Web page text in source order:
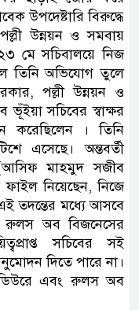
উপদেষ্টারি বিরুদ্ধে
উন্নয়ন ও সমবায়
মে সচিবালয়ে নিজ
তিনি অভিযোগ তুলে
পল্লী উন্নয়ন ও
সচিবের স্বাক্ষর
। তিনি
এসেছে। অন্তবর্তী
মাহমুদ সজীব
নিয়েছেন, নিজে
তদন্তের মধ্যে আসবে
অব বিজনেসের
সচিবের সই
দিতে পারে না।
এবং রুলস অব